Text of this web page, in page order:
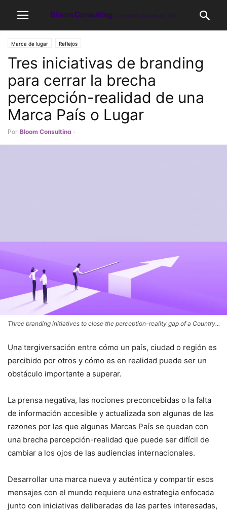
Marca de lugar Reflejos
Tres iniciativas de branding
para cerrar la brecha
percepción-realidad de una
Marca País o Lugar
Por Bloom Consulting -
Three branding initiatives to close the perception-reality gap of a Country...
Una tergiversación entre cómo un país, ciudad o región es
percibido por otros y cómo es en realidad puede ser un
obstáculo importante a superar.
La prensa negativa, las nociones preconcebidas o la falta
de información accesible y actualizada son algunas de las
razones por las que algunas Marcas País se quedan con
una brecha percepción-realidad que puede ser difícil de
cambiar a los ojos de las audiencias internacionales.
Desarrollar una marca nueva y auténtica y compartir esos
mensajes con el mundo requiere una estrategia enfocada
junto con iniciativas deliberadas de las partes interesadas,